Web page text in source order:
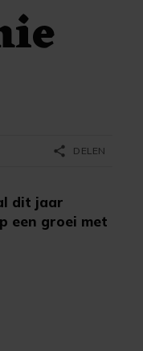
dit jaar
een groei met
share DELEN